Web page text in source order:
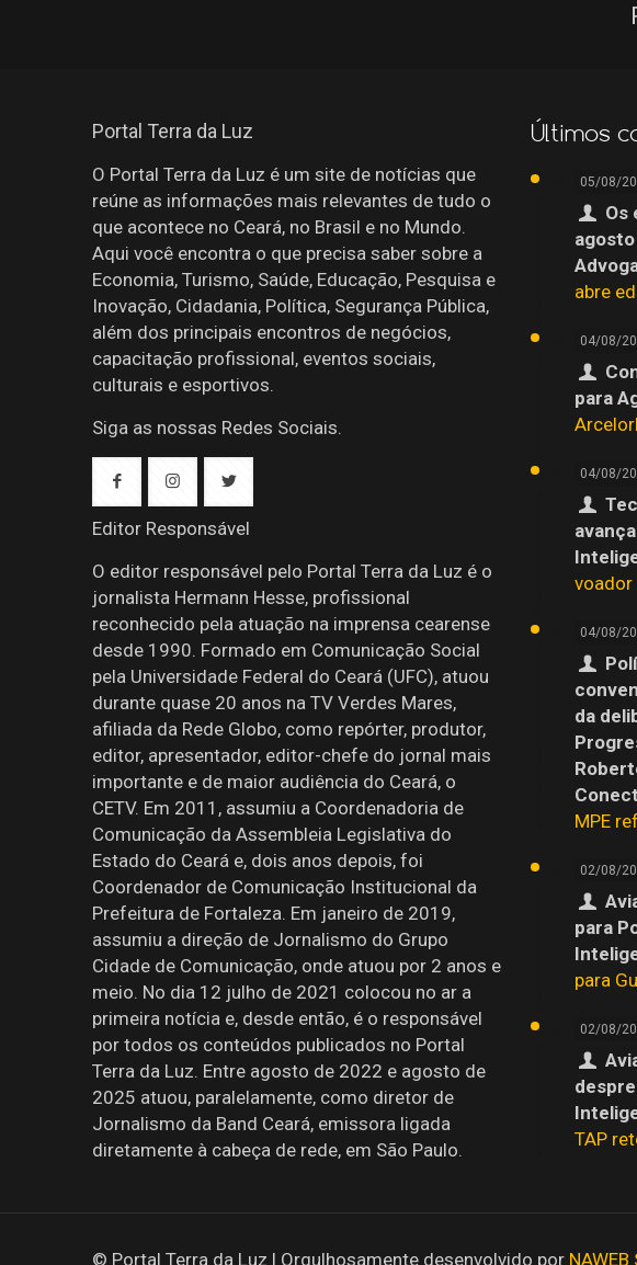
Portal Terra da Luz
O Portal Terra da Luz é um site de notícias que
reúne as informações mais relevantes de tudo o
que acontece no Ceará, no Brasil e no Mundo.
Aqui você encontra o que precisa saber sobre a
Economia, Turismo, Saúde, Educação, Pesquisa e
Inovação, Cidadania, Política, Segurança Pública,
além dos principais encontros de negócios,
capacitação profissional, eventos sociais,
culturais e esportivos.
Siga as nossas Redes Sociais.
Editor Responsável
O editor responsável pelo Portal Terra da Luz é o
jornalista Hermann Hesse, profissional
reconhecido pela atuação na imprensa cearense
desde 1990. Formado em Comunicação Social
pela Universidade Federal do Ceará (UFC), atuou
durante quase 20 anos na TV Verdes Mares,
afiliada da Rede Globo, como repórter, produtor,
editor, apresentador, editor-chefe do jornal mais
importante e de maior audiência do Ceará, o
CETV. Em 2011, assumiu a Coordenadoria de
Comunicação da Assembleia Legislativa do
Estado do Ceará e, dois anos depois, foi
Coordenador de Comunicação Institucional da
Prefeitura de Fortaleza. Em janeiro de 2019,
assumiu a direção de Jornalismo do Grupo
Cidade de Comunicação, onde atuou por 2 anos e
meio. No dia 12 julho de 2021 colocou no ar a
primeira notícia e, desde então, é o responsável
por todos os conteúdos publicados no Portal
Terra da Luz. Entre agosto de 2022 e agosto de
2025 atuou, paralelamente, como diretor de
Jornalismo da Band Ceará, emissora ligada
diretamente à cabeça de rede, em São Paulo.
Últimos
05/08/
Os
abre
04/08/
para
04/08/
voador
04/08/
da
MPE
02/08/
para
para
02/08/
TAP
© Portal Terra da Luz | Orgulhosamente desenvolvido por